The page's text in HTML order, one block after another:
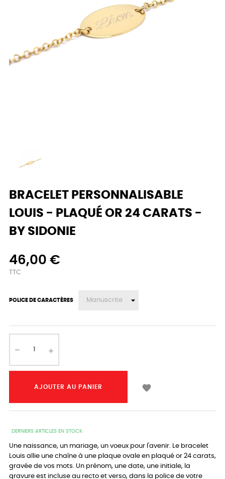
BRACELET PERSONNALISABLE
LOUIS - PLAQUÉ OR 24 CARATS -
BY SIDONIE
46,00 €
TTC
POLICE DE CARACTÈRES
AJOUTER AU PANIER 
DERNIERS ARTICLES EN STOCK
Une naissance, un mariage, un voeux pour l'avenir. Le bracelet
Louis allie une chaîne à une plaque ovale en plaqué or 24 carats,
gravée de vos mots. Un prénom, une date, une initiale, la
gravure est incluse au recto et verso, dans la police de votre